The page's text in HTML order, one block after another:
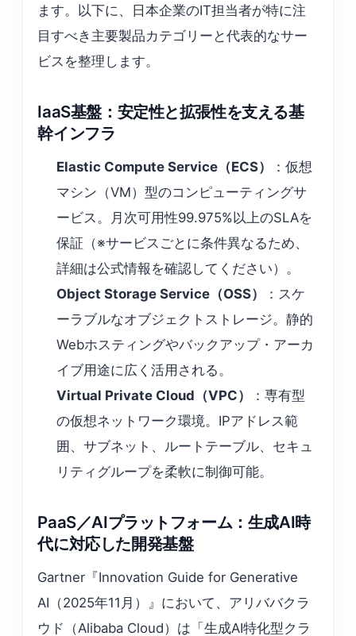
ます。以下に、日本企業のIT担当者が特に注
目すべき主要製品カテゴリーと代表的なサー
ビスを整理します。
IaaS基盤：安定性と拡張性を支える基
幹インフラ
Elastic Compute Service（ECS）
：仮想
マシン（VM）型のコンピューティングサ
ービス。月次可用性99.975%以上のSLAを
保証（※サービスごとに条件異なるため、
詳細は公式情報を確認してください）。
Object Storage Service（OSS）
：スケ
ーラブルなオブジェクトストレージ。静的
Webホスティングやバックアップ・アーカ
イブ用途に広く活用される。
Virtual Private Cloud（VPC）
：専有型
の仮想ネットワーク環境。IPアドレス範
囲、サブネット、ルートテーブル、セキュ
リティグループを柔軟に制御可能。
PaaS／AIプラットフォーム：生成AI時
代に対応した開発基盤
Gartner『Innovation Guide for Generative
AI（2025年11月）』において、アリババクラ
ウド（Alibaba Cloud）は「生成AI特化型クラ